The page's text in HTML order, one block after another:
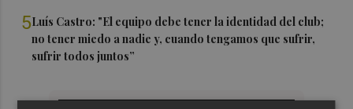
5Luís Castro: "El equipo debe tener la identidad del club;
no tener miedo a nadie y, cuando tengamos que sufrir,
sufrir todos juntos”